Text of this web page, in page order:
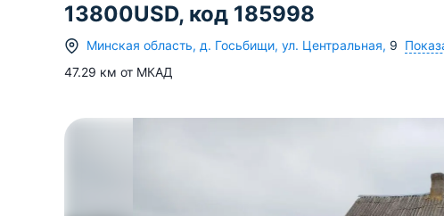
13800USD, код 185998
Минская область, д. Госьбищи, ул. Центральная, 9
47.29 км от МКАД